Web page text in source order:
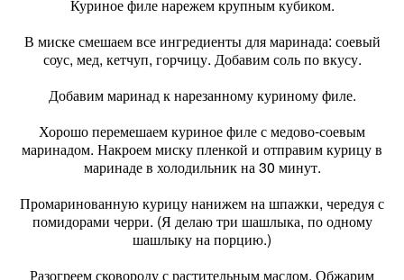
Куриное филе нарежем крупным кубиком.
В миске смешаем все ингредиенты для маринада: соевый
соус, мед, кетчуп, горчицу. Добавим соль по вкусу.
Добавим маринад к нарезанному куриному филе.
Хорошо перемешаем куриное филе с медово-соевым
маринадом. Накроем миску пленкой и отправим курицу в
маринаде в холодильник на 30 минут.
Промаринованную курицу нанижем на шпажки, чередуя с
помидорами черри. (Я делаю три шашлыка, по одному
шашлыку на порцию.)
Разогреем сковороду с растительным маслом. Обжарим